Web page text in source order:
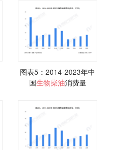
图表5：2014-2023年中
国生物柴油消费量